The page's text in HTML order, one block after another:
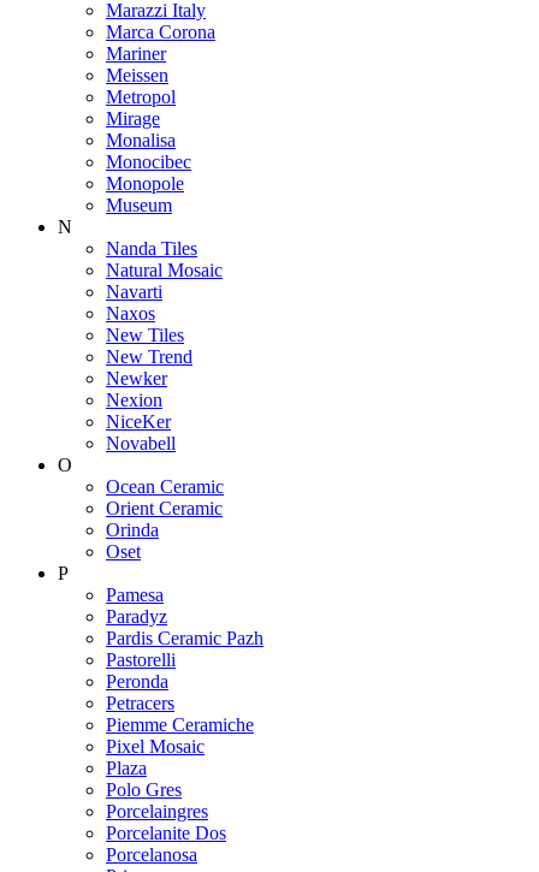
Marazzi Italy
Marca Corona
Mariner
Meissen
Metropol
Mirage
Monalisa
Monocibec
Monopole
Museum
N
Nanda Tiles
Natural Mosaic
Navarti
Naxos
New Tiles
New Trend
Newker
Nexion
NiceKer
Novabell
O
Ocean Ceramic
Orient Ceramic
Orinda
Oset
P
Pamesa
Paradyz
Pardis Ceramic Pazh
Pastorelli
Peronda
Petracers
Piemme Ceramiche
Pixel Mosaic
Plaza
Polo Gres
Porcelaingres
Porcelanite Dos
Porcelanosa